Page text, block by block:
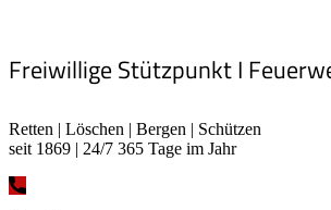
Freiwillige Stützpunkt I
Retten | Löschen | Bergen | Schützen
seit 1869 | 24/7 365 Tage im Jahr